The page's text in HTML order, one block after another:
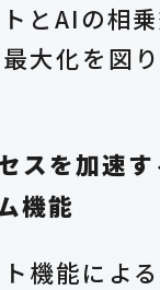
とAIの相
大化を図り
スを加速す
機能
機能によ